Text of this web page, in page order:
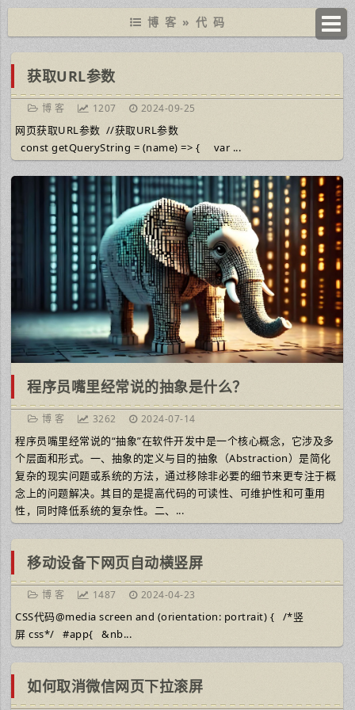
博 客 » 代 码
获取URL参数
博 客 1207 2024-09-25
网页获取URL参数 //获取URL参数
const getQueryString = (name) => { var ...
程序员嘴里经常说的抽象是什么？
博 客 3262 2024-07-14
程序员嘴里经常说的“抽象”在软件开发中是一个核心概念，它涉及多
个层面和形式。一、抽象的定义与目的抽象（Abstraction）是简化
复杂的现实问题或系统的方法，通过移除非必要的细节来更专注于概
念上的问题解决。其目的是提高代码的可读性、可维护性和可重用
性，同时降低系统的复杂性。二、...
移动设备下网页自动横竖屏
博 客 1487 2024-04-23
CSS代码@media screen and (orientation: portrait) { /*竖
屏 css*/ #app{ &nb...
如何取消微信网页下拉滚屏